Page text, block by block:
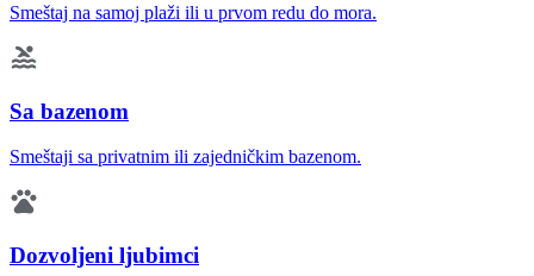
Smeštaj na samoj plaži ili u prvom redu do mora.
Sa bazenom
Smeštaji sa privatnim ili zajedničkim bazenom.
Dozvoljeni ljubimci